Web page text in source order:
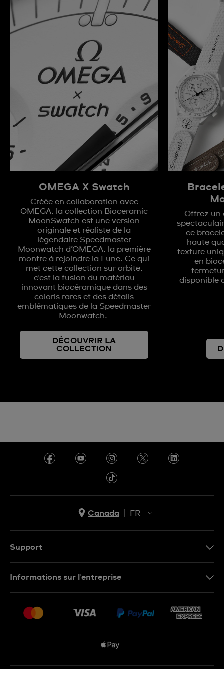
OMEGA X Swatch
Créée en collaboration avec
OMEGA, la collection Bioceramic
MoonSwatch est une version
originale et réaliste de la
légendaire Speedmaster
Moonwatch d’OMEGA, la première
montre à rejoindre la Lune. Ce qui
met cette collection sur orbite,
c'est la fusion du matériau
innovant biocéramique dans des
coloris rares et des détails
emblématiques de la Speedmaster
Moonwatch.
DÉCOUVRIR LA
COLLECTION
Offrez un
ce
haute
texture
en
disponible
Canada
FR
Support
Conditions De Vente
Informations sur l'entreprise
Nous rejoindre